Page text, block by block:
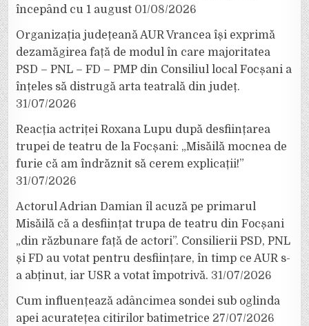
începând cu 1 august 01/08/2026
Organizația județeană AUR Vrancea își exprimă
dezamăgirea față de modul în care majoritatea
PSD – PNL – FD – PMP din Consiliul local Focșani a
înțeles să distrugă arta teatrală din județ.
31/07/2026
Reacția actriței Roxana Lupu după desființarea
trupei de teatru de la Focșani: „Misăilă mocnea de
furie că am îndrăznit să cerem explicații!”
31/07/2026
Actorul Adrian Damian îl acuză pe primarul
Misăilă că a desființat trupa de teatru din Focșani
„din răzbunare față de actori”. Consilierii PSD, PNL
și FD au votat pentru desființare, în timp ce AUR s-
a abținut, iar USR a votat împotrivă. 31/07/2026
Cum influențează adâncimea sondei sub oglinda
apei acuratețea citirilor batimetrice 27/07/2026